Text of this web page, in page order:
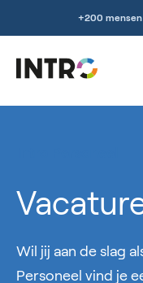
+200
Wil jij aan de slag
Personeel vind je